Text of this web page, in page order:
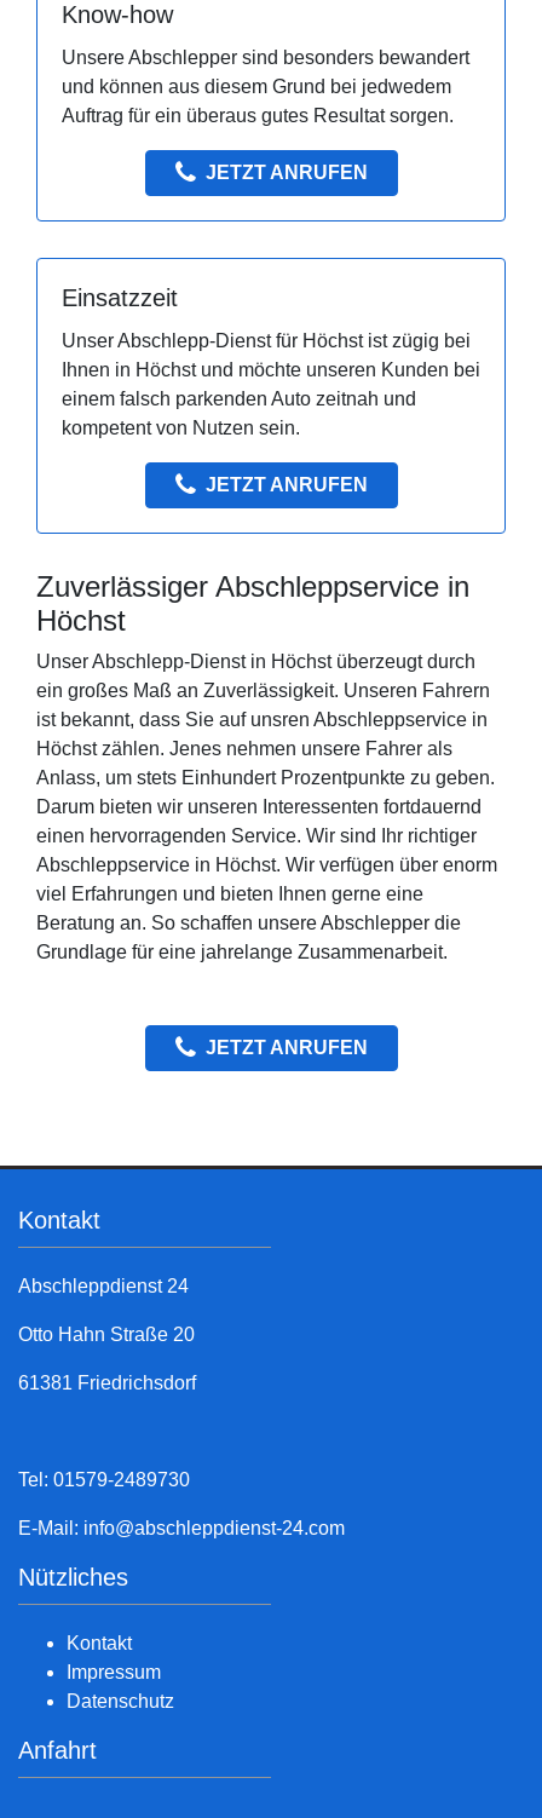
Know-how
Unsere Abschlepper sind besonders bewandert
und können aus diesem Grund bei jedwedem
Auftrag für ein überaus gutes Resultat sorgen.
JETZT ANRUFEN
Einsatzzeit
Unser Abschlepp-Dienst für Höchst ist zügig bei
Ihnen in Höchst und möchte unseren Kunden bei
einem falsch parkenden Auto zeitnah und
kompetent von Nutzen sein.
JETZT ANRUFEN
Zuverlässiger Abschleppservice in
Höchst
Unser Abschlepp-Dienst in Höchst überzeugt durch
ein großes Maß an Zuverlässigkeit. Unseren Fahrern
ist bekannt, dass Sie auf unsren Abschleppservice in
Höchst zählen. Jenes nehmen unsere Fahrer als
Anlass, um stets Einhundert Prozentpunkte zu geben.
Darum bieten wir unseren Interessenten fortdauernd
einen hervorragenden Service. Wir sind Ihr richtiger
Abschleppservice in Höchst. Wir verfügen über enorm
viel Erfahrungen und bieten Ihnen gerne eine
Beratung an. So schaffen unsere Abschlepper die
Grundlage für eine jahrelange Zusammenarbeit.
JETZT ANRUFEN
Kontakt
Abschleppdienst 24
Otto Hahn Straße 20
61381 Friedrichsdorf
Tel: 01579-2489730
E-Mail: info@abschleppdienst-24.com
Nützliches
Kontakt
Impressum
Datenschutz
Anfahrt